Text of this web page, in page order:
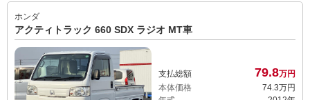
ホンダ
アクティトラック 660 SDX ラジオ MT車
支払総額 79.8万円
本体価格
74.3万円